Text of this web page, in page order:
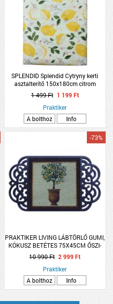
SPLENDID Splendid Cytryny kerti
asztalterítő 150x180cm citrom
mintás
1 499 Ft 1 199 Ft
Praktiker
A bolthoz
Info
PRAKTIKER LIVING LÁBTÖRLŐ GUMI,
KÓKUSZ BETÉTES 75X45CM ŐSZI-
TÉLI DESIGN CSERÉLHETŐ
-73%
10 990 Ft 2 999 Ft
Praktiker
A bolthoz
Info